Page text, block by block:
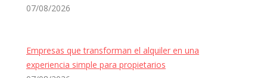
07/08/2026
Empresas que transforman el alquiler en una
experiencia simple para propietarios